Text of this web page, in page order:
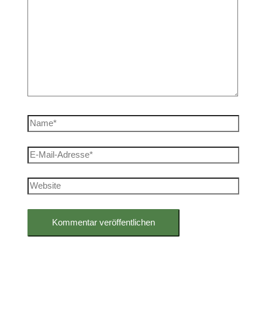
Name*
E-
Mail-
Adresse*
Website